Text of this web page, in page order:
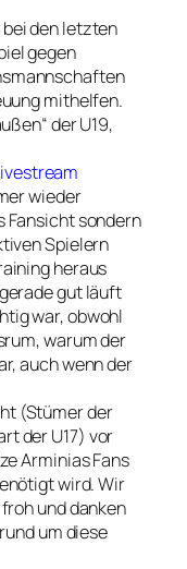
den letzten
gegen
mithelfen.
der U19,
wieder
Fansicht sondern
Spielern
heraus
gut läuft
war, obwohl
warum der
auch wenn der
(Stümer der
der U17) vor
Arminias Fans
wird. Wir
und danken
um diese